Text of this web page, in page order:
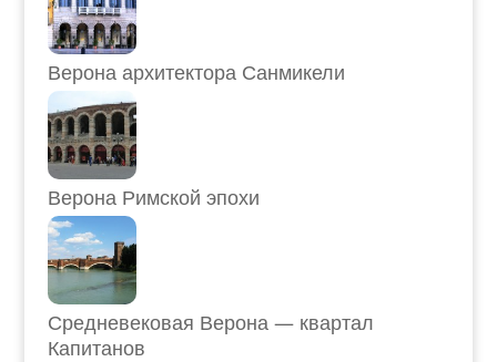
Верона архитектора Санмикели
Верона Римской эпохи
Средневековая Верона — квартал
Капитанов